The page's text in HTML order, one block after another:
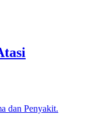
dan Penyakit.